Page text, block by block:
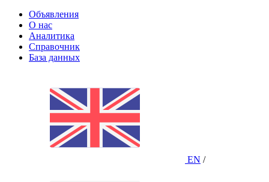
Объявления
О нас
Аналитика
Справочник
База данных
EN /